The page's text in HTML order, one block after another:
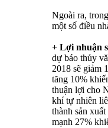
Ngoài ra,
một số điều
+ Lợi nhuận
dự báo thủy
2018 sẽ giảm
tăng 10%
thuận lợi cho
khí tự nhiên
thành sản
mạnh 27%